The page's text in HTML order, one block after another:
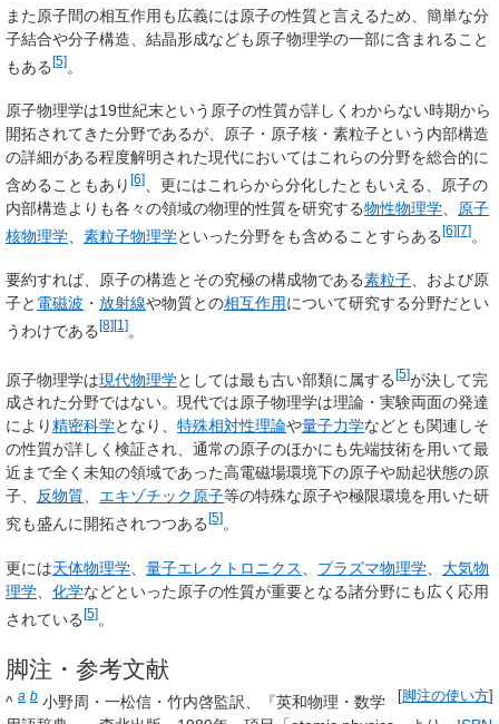
また原子間の相互作用も広義には原子の性質と言えるため、簡単な分
子結合や分子構造、結晶形成なども原子物理学の一部に含まれること
もある [5] 。
原子物理学は19世紀末という原子の性質が詳しくわからない時期から
開拓されてきた分野であるが、原子・原子核・素粒子という内部構造
の詳細がある程度解明された現代においてはこれらの分野を総合的に
含めることもあり [6]
、更にはこれらから分化したともいえる、原子の
内部構造よりも各々の領域の物理的性質を研究する物性物理学
原子
核物理学
素粒子物理学といった分野をも含めることすらある [6][7] 。
要約すれば、原子の構造とその究極の構成物である素粒子、および原
子と 電磁波 ・ 放射線や物質との相互作用について研究する分野だとい
うわけである [8][1] 。
原子物理学は現代物理学としては最も古い部類に属する[5]が決して完
成された分野ではない。現代では原子物理学は理論・実験両面の発達
により精密科学となり、 特殊相対性理論や量子力学などとも関連しそ
の性質が詳しく検証され、通常の原子のほかにも先端技術を用いて最
近まで全く未知の領域であった高電磁場環境下の原子や励起状態の原
子、 反物質、 エキゾチック原子等の特殊な原子や極限環境を用いた研
究も盛んに開拓されつつある [5] 。
更には天体物理学 量子エレクトロニクス プラズマ物理学
大気物
理学
化学などといった原子の性質が重要となる諸分野にも広く応用
されている[5]。
脚注・参考文献
[脚注の使い方]
^ a b 小野周・一松信・竹内啓監訳、『英和物理・数学